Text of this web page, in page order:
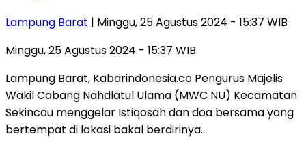
Lampung Barat | Minggu, 25 Agustus 2024 - 15:37 WIB
Minggu, 25 Agustus 2024 - 15:37 WIB
Lampung Barat, Kabarindonesia.co Pengurus Majelis
Wakil Cabang Nahdlatul Ulama (MWC NU) Kecamatan
Sekincau menggelar Istiqosah dan doa bersama yang
bertempat di lokasi bakal berdirinya…